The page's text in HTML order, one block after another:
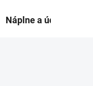
Náplne a údržba